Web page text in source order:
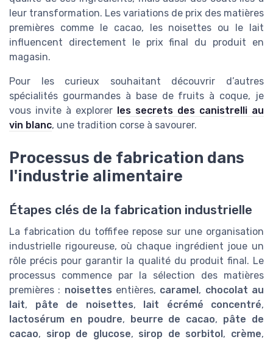
leur transformation. Les variations de prix des matières
premières comme le cacao, les noisettes ou le lait
influencent directement le prix final du produit en
magasin.
Pour les curieux souhaitant découvrir d’autres
spécialités gourmandes à base de fruits à coque, je
vous invite à explorer les secrets des canistrelli au
vin blanc, une tradition corse à savourer.
Processus de fabrication dans
l'industrie alimentaire
Étapes clés de la fabrication industrielle
La fabrication du toffifee repose sur une organisation
industrielle rigoureuse, où chaque ingrédient joue un
rôle précis pour garantir la qualité du produit final. Le
processus commence par la sélection des matières
premières : noisettes entières, caramel , chocolat au
lait, pâte de noisettes, lait écrémé concentré,
lactosérum en poudre, beurre de cacao, pâte de
cacao, sirop de glucose, sirop de sorbitol , crème,